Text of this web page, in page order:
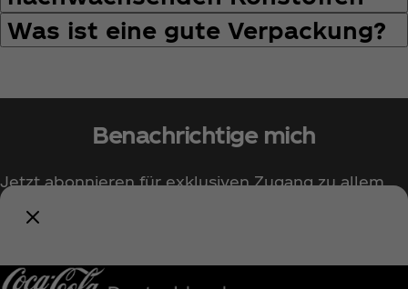
Was ist eine gute Verpackung?
Benachrichtige mich
Jetzt abonnieren für exklusiven Zugang zu allem
rund um Coca‑Cola!